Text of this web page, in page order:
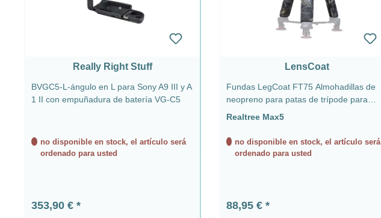
Really Right Stuff
BVGC5-L-ángulo en L para Sony A9 III y A
1 II con empuñadura de batería VG-C5
no disponible en stock, el artículo será
ordenado para usted
Precio normal:
353,90 €
LensCoat
Fundas LegCoat FT75 Almohadillas de
neopreno para patas de trípode para
Realtree Max5
no disponible en stock, el artículo será
ordenado para usted
Precio normal:
88,95 €